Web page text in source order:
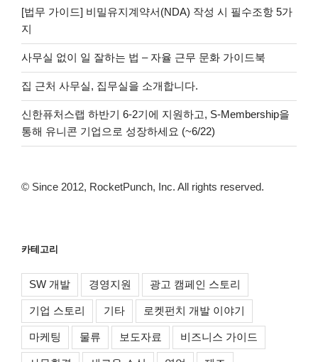
[법무 가이드] 비밀유지계약서(NDA) 작성 시 필수조항 5가
지
사무실 없이 일 잘하는 법 – 자율 근무 문화 가이드북
집 근처 사무실, 집무실을 소개합니다.
신한퓨처스랩 하반기 6-2기에 지원하고, S-Membership을
통해 유니콘 기업으로 성장하세요 (~6/22)
© Since 2012, RocketPunch, Inc. All rights reserved.
카테고리
SW 개발 경영지원 광고 캠페인 스토리
기업 스토리 기타 로켓펀치 개발 이야기
마케팅 물류 보도자료 비즈니스 가이드